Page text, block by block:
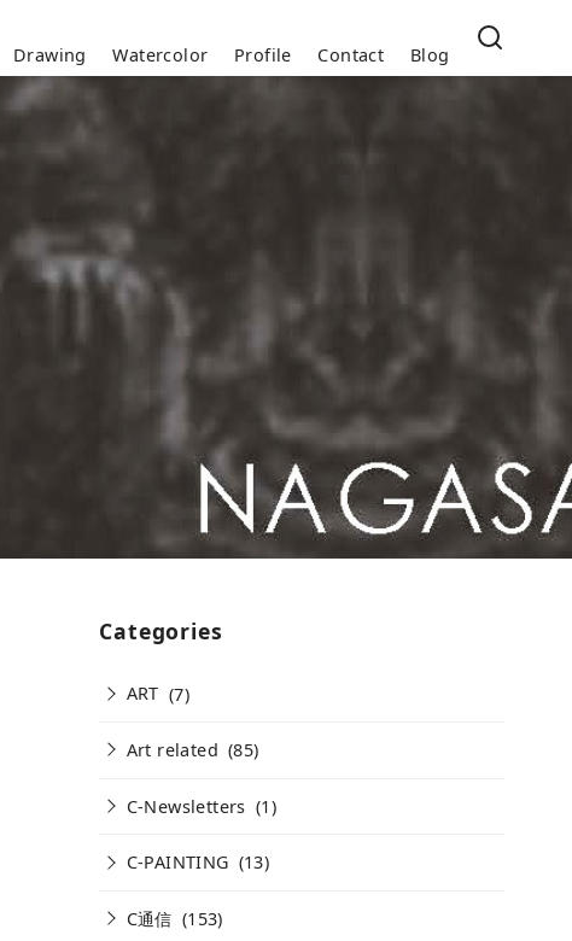
Drawing Watercolor Profile Contact Blog
Categories
ART (7)
Art related (85)
C-Newsletters (1)
C-PAINTING (13)
C通信 (153)